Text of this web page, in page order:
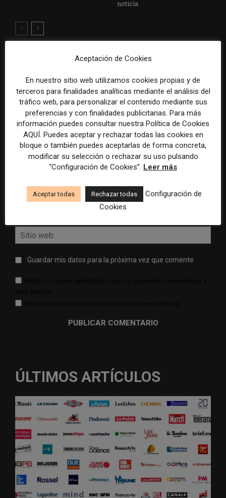
noticia
DEJA UNA RESPUESTA
Comentario:
Guardar mis datos para la próxima vez que comente
ÚLTIMOS ARTÍCULOS
Aceptación de Cookies
En nuestro sitio web utilizamos cookies propias y de
terceros para finalidades analíticas mediante el análisis del
tráfico web, para personalizar el contenido mediante sus
preferencias y con finalidades publicitarias. Para más
información puedes consultar nuestra Política de Cookies
AQUÍ. Puedes aceptar y rechazar todas las cookies en
bloque o también puedes aceptarlas de forma concreta,
modificar su selección o rechazar su uso pulsando
“Configuración de Cookies”. Leer más
Aceptar todas Rechazar todas
Configuración de
Cookies